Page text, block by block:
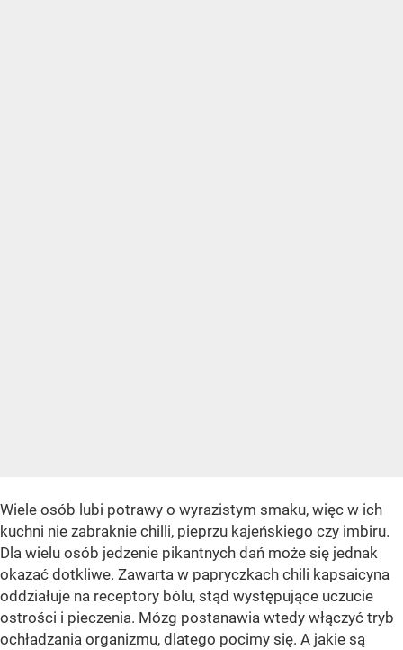
Wiele osób lubi potrawy o wyrazistym smaku, więc w ich
kuchni nie zabraknie chilli, pieprzu kajeńskiego czy imbiru.
Dla wielu osób jedzenie pikantnych dań może się jednak
okazać dotkliwe. Zawarta w papryczkach chili kapsaicyna
oddziałuje na receptory bólu, stąd występujące uczucie
ostrości i pieczenia. Mózg postanawia wtedy włączyć tryb
ochładzania organizmu, dlatego pocimy się. A jakie są